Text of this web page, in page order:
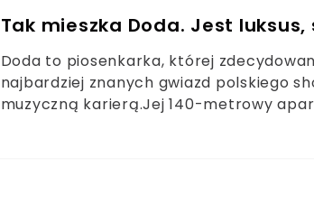
Tak mieszka Doda. Jest
Doda to piosenkarka, której
najbardziej znanych gwiazd polskiego
muzyczną karierą.Jej 140-metrowy